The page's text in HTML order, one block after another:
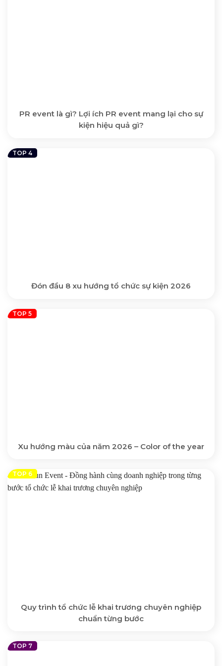
PR event là gì? Lợi ích PR event mang lại cho sự
kiện hiệu quả gì?
Đón đầu 8 xu hướng tổ chức sự kiện 2026
Xu hướng màu của năm 2026 – Color of the year
Quy trình tổ chức lễ khai trương chuyên nghiệp
chuẩn từng bước